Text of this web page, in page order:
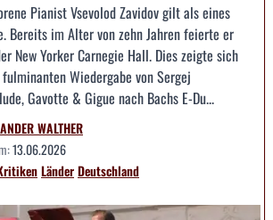
Pianist Vsevolod Zavidov gilt als eines
Bereits im Alter von zehn Jahren feierte er
New Yorker Carnegie Hall. Dies zeigte sich
Wiedergabe von Sergej
Gavotte & Gigue nach Bachs E-Du...
WALTHER
13.06.2026
LänderDeutschland